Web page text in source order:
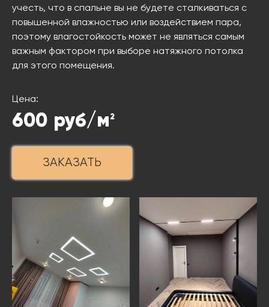
учесть, что в спальне вы не будете сталкиваться с
повышенной влажностью или воздействием пара,
поэтому влагостойкость может не являться самым
важным фактором при выборе натяжного потолка
для этого помещения.
Цена:
600 руб/м2
ЗАКАЗАТЬ